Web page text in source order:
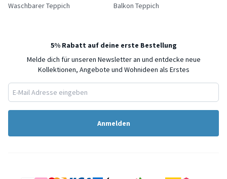
Waschbarer Teppich Balkon Teppich
5% Rabatt auf deine erste Bestellung
Melde dich für unseren Newsletter an und entdecke neue
Kollektionen, Angebote und Wohnideen als Erstes
Anmelden